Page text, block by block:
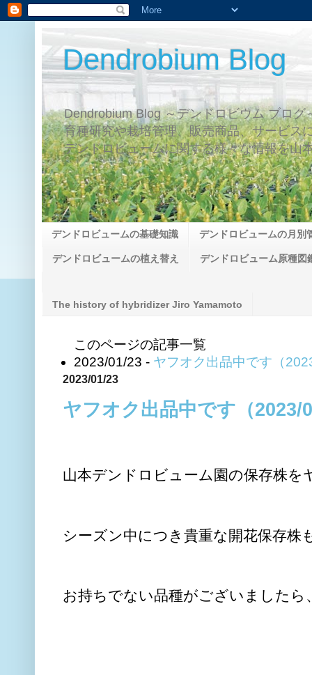
Dendrobium Blog
Dendrobium Blog ～デンドロビウム ブログ
育種研究や栽培管理、販売商品、サービス
デンドロビュームに関する様々な情報を山
デンドロビュームの基礎知識 デンドロビュームの月別
デンドロビュームの植え替え デンドロビューム原種図
The history of hybridizer Jiro Yamamoto
このページの記事一覧
2023/01/23 - ヤフオク出品中です（
2023/01/23
ヤフオク出品中です（2023/
山本デンドロビューム園の保存株を
シーズン中につき貴重な開花保存株
お持ちでない品種がございました